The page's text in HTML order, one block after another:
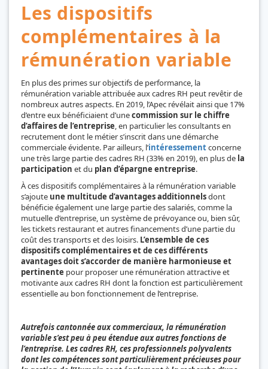
Les dispositifs
complémentaires à la
rémunération variable
En plus des primes sur objectifs de performance, la
rémunération variable attribuée aux cadres RH peut revêtir de
nombreux autres aspects. En 2019, l’Apec révélait ainsi que 17%
d’entre eux bénéficiaient d’unecommission sur le chiffre
d’affaires de l’entreprise, en particulier les consultants en
recrutement dont le métier s’inscrit dans une démarche
commerciale évidente. Par ailleurs, l’intéressementconcerne
une très large partie des cadres RH (33% en 2019), en plus de la
participation et du plan d’épargne entreprise.
À ces dispositifs complémentaires à la rémunération variable
s’ajoute une multitude d’avantages additionnelsdont
bénéficie également une large partie des salariés, comme la
mutuelle d’entreprise, un système de prévoyance ou, bien sûr,
les tickets restaurant et autres financements d’une partie du
coût des transports et des loisirs. L’ensemble de ces
dispositifs complémentaires et de ces différents
avantages doit s’accorder de manière harmonieuse et
pertinente pour proposer une rémunération attractive et
motivante aux cadres RH dont la fonction est particulièrement
essentielle au bon fonctionnement de l’entreprise.
Autrefois cantonnée aux commerciaux, la rémunération
variable s’est peu à peu étendue aux autres fonctions de
l’entreprise. Les cadres RH, ces professionnels polyvalents
dont les compétences sont particulièrement précieuses pour